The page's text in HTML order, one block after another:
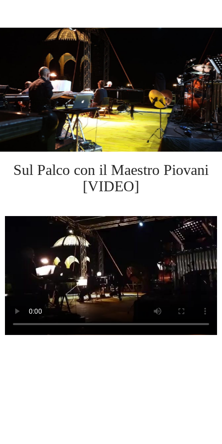
Sul Palco con il Maestro Piovani
[VIDEO]